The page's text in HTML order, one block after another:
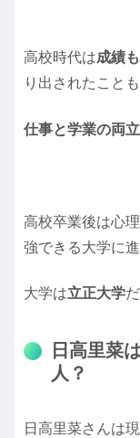
高校時代は成績
り出されたこと
仕事と学業の両立
高校卒業後は心
強できる大学に
大学は立正大学
日高里菜
人？
日高里菜さんは